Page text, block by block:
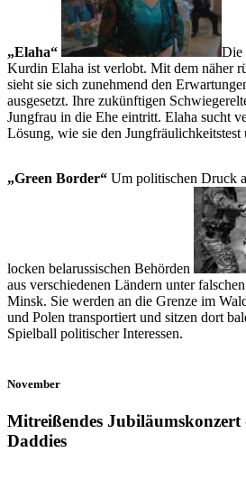
„Elaha“
Die
Kurdin Elaha ist verlobt. Mit dem näher
sieht sie sich zunehmend den
ausgesetzt. Ihre zukünftigen
Jungfrau in die Ehe eintritt. Elaha sucht
Lösung, wie sie den Jungfräulich­keitstest
„Green Border“ Um politischen Druck
locken belarussischen Behörden
aus verschiedenen Ländern unter
Minsk. Sie werden an die Grenze im
und Polen transportiert und sitzen dort
Spielball politischer Interessen.
November
Mitreißendes Jubiläumskonzert
Daddies